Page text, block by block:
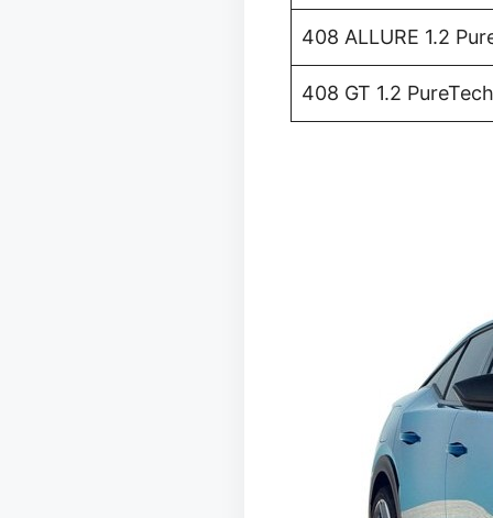
408 ALLURE 1.2
408 GT 1.2